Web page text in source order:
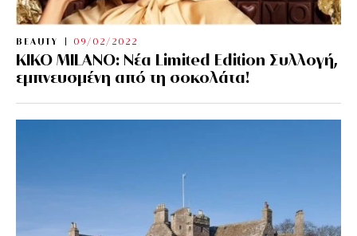
BEAUTY 09/02/2022
KIKO MILANO: Νέα Limited Edition Συλλογή,
εμπνευσμένη από τη σοκολάτα!